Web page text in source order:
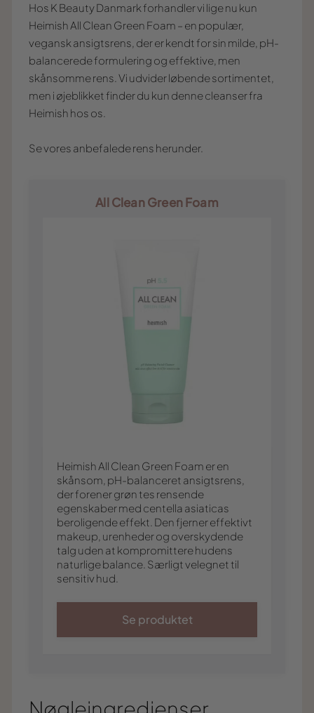
Hos K Beauty Danmark forhandler vi lige nu kun
Heimish All Clean Green Foam – en populær,
vegansk ansigtsrens, der er kendt for sin milde, pH-
balancerede formulering og effektive, men
skånsomme rens. Vi udvider løbende sortimentet,
men i øjeblikket finder du kun denne cleanser fra
Heimish hos os.
Se vores anbefalede rens herunder.
All Clean Green Foam
Heimish All Clean Green Foam er en
skånsom, pH-balanceret ansigtsrens,
der forener grøn tes rensende
egenskaber med centella asiaticas
beroligende effekt. Den fjerner effektivt
makeup, urenheder og overskydende
talg uden at kompromittere hudens
naturlige balance. Særligt velegnet til
sensitiv hud.
Se produktet